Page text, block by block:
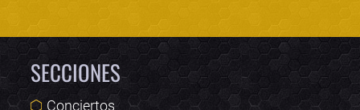
SECCIONES
Conciertos